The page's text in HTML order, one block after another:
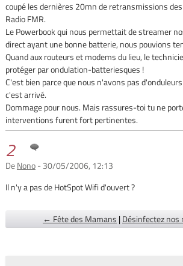
coupé les dernières 20mn de retransmissions
Radio FMR.
Le Powerbook qui nous permettait de streamer
direct ayant une bonne batterie, nous pouvions
Quand aux routeurs et modems du lieu, le
protéger par ondulation-batteriesques !
C'est bien parce que nous n'avons pas
c'est arrivé.
Dommage pour nous. Mais rassures-toi tu ne
interventions furent fort pertinentes.
2
DeNono- 30/05/2006, 12:13
Il n'y a pas de HotSpot Wifi d'ouvert ?
← Fête des Mamans |Désinfectez